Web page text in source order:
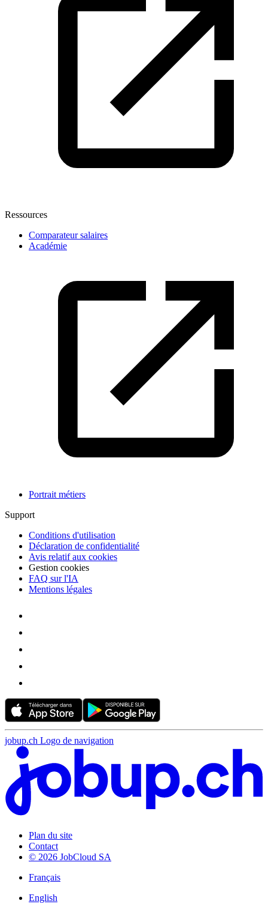
Ressources
Comparateur salaires
Académie
Portrait métiers
Support
Conditions d'utilisation
Déclaration de confidentialité
Avis relatif aux cookies
Gestion cookies
FAQ sur l'IA
Mentions légales
jobup.ch Logo de navigation
Plan du site
Contact
© 2026 JobCloud SA
Français
English